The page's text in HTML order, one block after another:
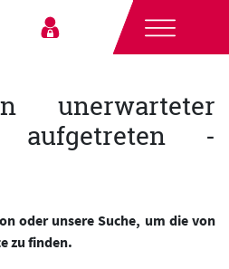
aufgetreten -
oder unsere Suche, um die von
zu finden.